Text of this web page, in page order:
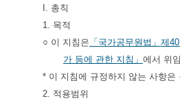
I. 총칙
1. 목적
○ 이 지침은 「국가공무원법」 제
가 등에 관한 지침」 에서 위
* 이 지침에 규정하지 않는 사항
2. 적용범위